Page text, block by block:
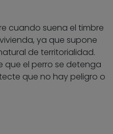
cuando suena el timbre
ya que supone
de territorialidad.
que el perro se detenga
que no hay peligro o